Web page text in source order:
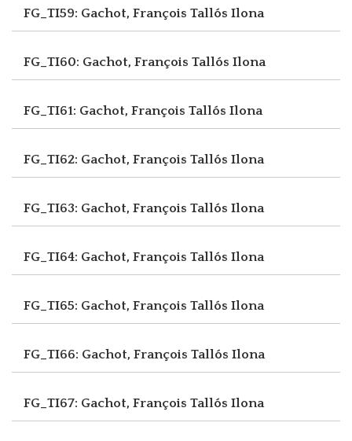
FG_TI59: Gachot, François Tallós Ilona
FG_TI60: Gachot, François Tallós Ilona
FG_TI61: Gachot, François Tallós Ilona
FG_TI62: Gachot, François Tallós Ilona
FG_TI63: Gachot, François Tallós Ilona
FG_TI64: Gachot, François Tallós Ilona
FG_TI65: Gachot, François Tallós Ilona
FG_TI66: Gachot, François Tallós Ilona
FG_TI67: Gachot, François Tallós Ilona